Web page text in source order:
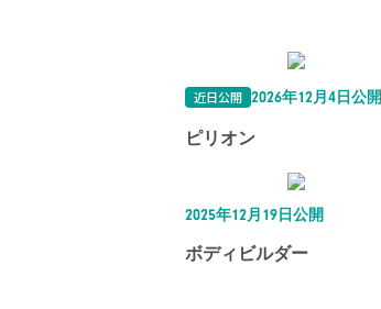
近日公開 2026年12月4日公開
ピリオン
2025年12月19日公開
ボディビルダー